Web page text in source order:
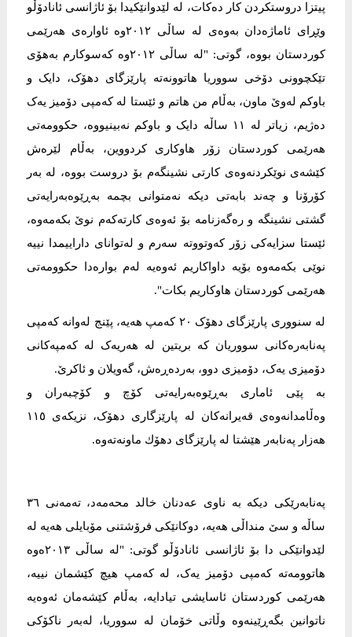
پیتزا دروستکردن کار دەکات، لە لێدوانێکیدا بۆ ئاژانسی ئانادۆڵو
وێڕای ئاماژەدان بەوەی لە ساڵی ٢٠١٢وە ئاوارەی ھەرێمی
کوردستان بووە، گوتی: "لە ساڵی ٢٠١٢وە کەسوکارم بەھۆی
تێکچوونی دۆخی سووریا ھاتوونەتە پارێزگای دھۆک، دایک و
باوکم لەوێ ماون، بەڵام من ھاتم و ئێستا لە کەمپی دۆمیز یەک
دەژیم، زیاتر لە ١١ ساڵە دایک و باوکم نەبینیووە، حکوومەتی
ھەرێمی کوردستان زۆر ھاوکاری کردووین، بەڵام لێرەش
کێشەی نوێکردنەوەی کارتی نشینگەم بۆ دروست بووە، لە بەر
کۆرۆنا و چەند بابەتی دیکە نەمتوانی بچمە بەڕێوەبەرایەتی
گشتی نشینگە و رەگەزنامە بۆ ئەوەی کارتەکەم نوێ بکەمەوە،
ئێستا سزایەکی زۆر کەوتووتە سەرم و لەتوانای داراییمدا نییە
نوێی بکەمەوە بۆیە داواکاریم ئەوەیە لەم بوارەدا حکوومەتی
ھەرێمی کوردستان ھاوکاریم بکات".
لە سنووری پارێزگای دھۆک ٢٠ کەمپ ھەیە، پێنج لەوانە کەمپی
پەنابەرەکانی سووریان کە بریتین لە ھەریەک لە کەمپەکانی
دۆمیزی یەک، دۆمیزی دوو، بەردەڕەش، گەویلان و ئاکرێ.
بە پێی ئاماری بەڕێوەبەرایەتی کۆچ و کۆچبەران و
وەڵامدانەوەی قەیرانەکان لە پارێزگاری دھۆک، نزیكه‌ی ١١٥
هه‌زار په‌نابه‌ر هێشتا له‌ پارێزگاى دهۆك ماونه‌ته‌وه‌.
پەنابەرێکی دیکە بە ناوی عەدنان خالد محەمەد، تەمەنی ٣٦
ساڵە و سێ منداڵی ھەیە، دوکانێکی فرۆشتنی مۆبایلی ھەیە لە
لێدوانێکی دا بۆ ئاژانسی ئانادۆڵو گوتی: "لە ساڵی ٢٠١٣ەوە
ھاتوومەتە کەمپی دۆمیز یەک، لە کەمپ ھیچ کێشمان نییە،
ھەرێمی کوردستان ئاسایشی تیادایە، بەڵام کێشەمان ئەوەیە
ناتوانین بگەڕێینەوە وڵاتی خۆمان لە سووریا، لەبەر ناکۆکی